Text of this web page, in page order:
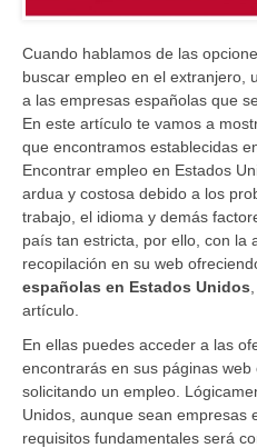
Cuando hablamos de las
buscar empleo en el extranjero,
a las empresas españolas que
En este artículo te vamos a
que encontramos establecidas
Encontrar empleo en Estados
ardua y costosa debido a los
trabajo, el idioma y demás
país tan estricta, por ello, con la
recopilación en su web
españolas en Estados Unidos
artículo.
En ellas puedes acceder a las
encontrarás en sus páginas
solicitando un empleo.
Unidos, aunque sean empresas
requisitos fundamentales será